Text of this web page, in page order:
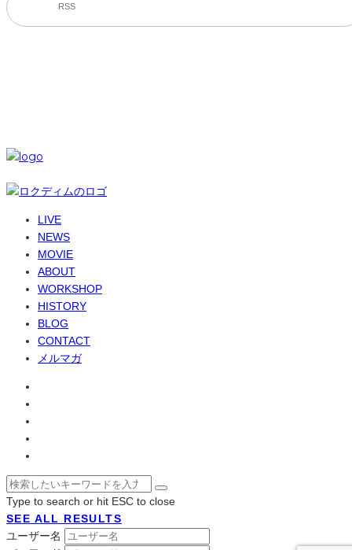
RSS
LIVE
NEWS
MOVIE
ABOUT
WORKSHOP
HISTORY
BLOG
CONTACT
メルマガ
Type to search or hit ESC to close
SEE ALL RESULTS
ユーザー名